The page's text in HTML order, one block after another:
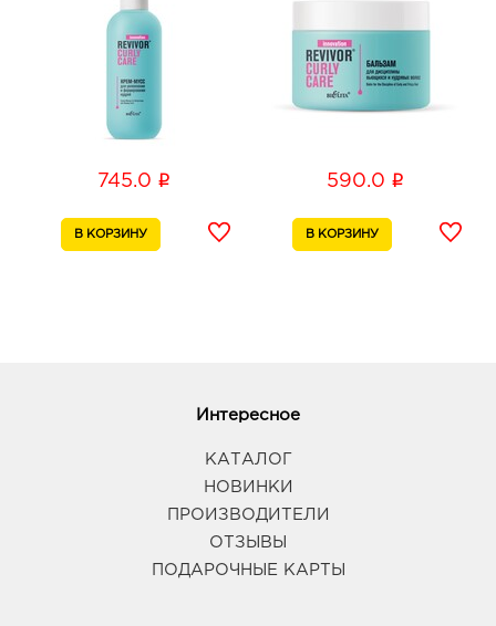
Белгород Центральный рынок: 745.0 руб.
308009, Белгородская обл, г Белгород, пр-кт
Белгородский, д. 93
График работы:
308009, Белгородская обл, г Белгород, ул 50-
График работы: 9:00 - 20:00
394088, Воронежская область, г Воронеж, ул
Воронеж Северный: 745.0 руб.
745.0 i 590.0 i
Интересное
КАТАЛОГ
НОВИНКИ
ПРОИЗВОДИТЕЛИ
ОТЗЫВЫ
ПОДАРОЧНЫЕ КАРТЫ